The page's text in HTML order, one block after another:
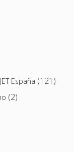
España (121)
(2)